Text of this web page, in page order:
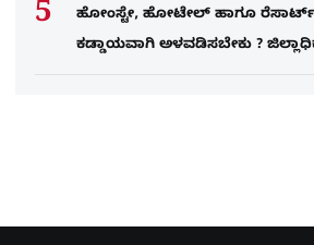
ಹೋಂಸ್ಟೇ, ಹೋಟೇಲ್ ಹಾಗೂ
ಕಡ್ಡಾಯವಾಗಿ ಅಳವಡಿಸಬೇಕು ?